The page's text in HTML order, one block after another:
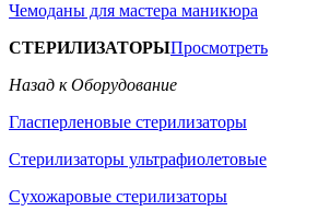
Чемоданы для мастера маникюра
СТЕРИЛИЗАТОРЫПросмотреть
Назад к Оборудование
Гласперленовые стерилизаторы
Стерилизаторы ультрафиолетовые
Сухожаровые стерилизаторы